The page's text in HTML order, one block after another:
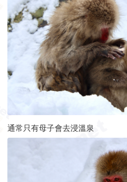
通常只有母子會去浸溫泉